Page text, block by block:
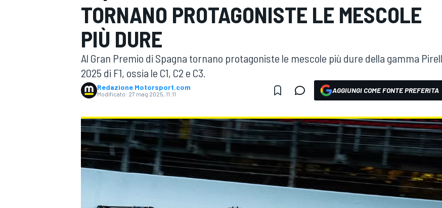
MOTOGP WEC
WRC
TORNANO PROTAGONISTE LE MESCOLE
PIÙ DURE
Al Gran Premio di Spagna tornano protagoniste le mescole più dure della gamma
2025 di F1, ossia le C1, C2 e C3.
Redazione Motorsport.com
Modificato: 27 mag 2025, 11:11 AGGIUNGI COME FONTE PREFERITA